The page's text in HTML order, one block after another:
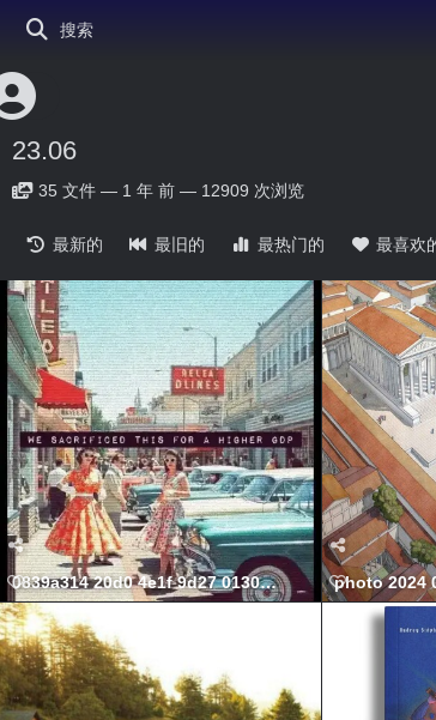
搜索
23.06
35 文件 — 1 年 前 — 12909 次浏览
最新的 最旧的 最热门的 最喜欢
0839a314 20d0 4e1f 9d27 01307fc82605 568x699
photo 2024